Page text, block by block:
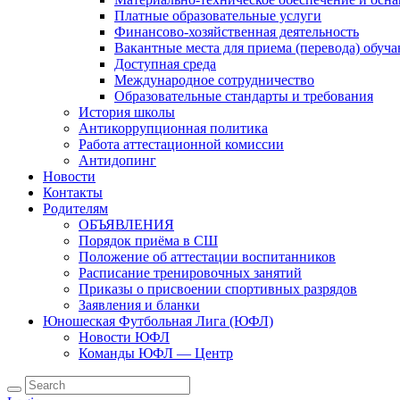
Платные образовательные услуги
Финансово-хозяйственная деятельность
Вакантные места для приема (перевода)
Доступная среда
Международное сотрудничество
Образовательные стандарты и требования
История школы
Антикоррупционная политика
Работа аттестационной комиссии
Антидопинг
Новости
Контакты
Родителям
ОБЪЯВЛЕНИЯ
Порядок приёма в СШ
Положение об аттестации воспитанников
Расписание тренировочных занятий
Приказы о присвоении спортивных разрядов
Заявления и бланки
Юношеская Футбольная Лига (ЮФЛ)
Новости ЮФЛ
Команды ЮФЛ — Центр